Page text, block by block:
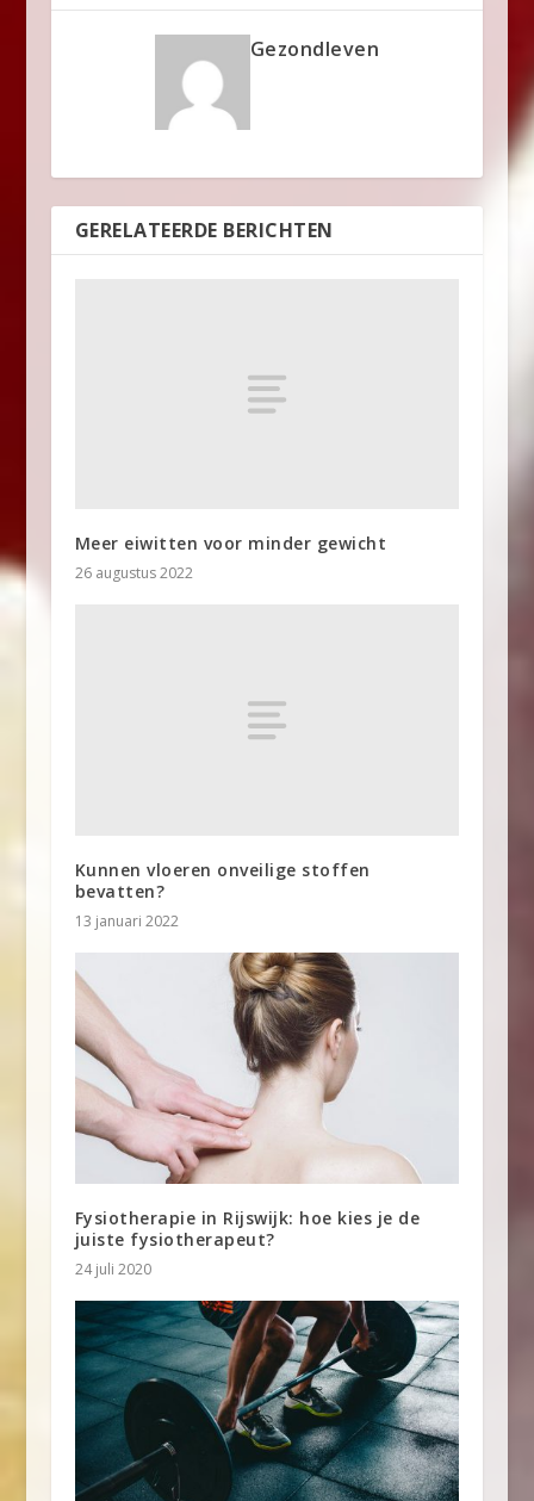
Gezondleven
GERELATEERDE BERICHTEN
Meer eiwitten voor minder gewicht
26 augustus 2022
Kunnen vloeren onveilige stoffen
bevatten?
13 januari 2022
Fysiotherapie in Rijswijk: hoe kies je de
juiste fysiotherapeut?
24 juli 2020